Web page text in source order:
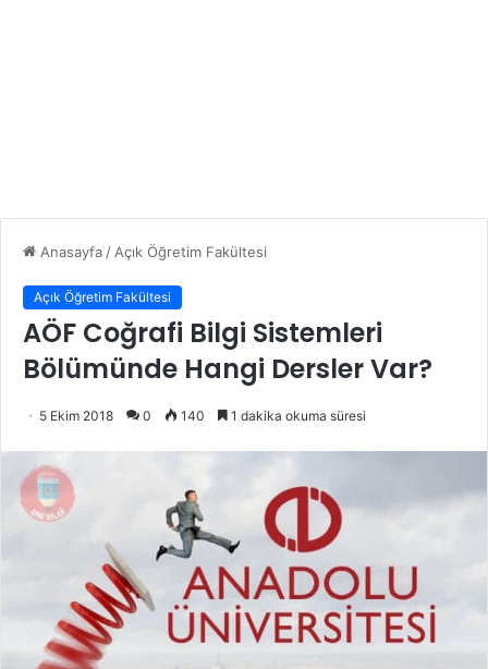
Anasayfa / Açık Öğretim Fakültesi
Açık Öğretim Fakültesi
AÖF Coğrafi Bilgi Sistemleri
Bölümünde Hangi Dersler Var?
5 Ekim 2018 0 140 1 dakika okuma süresi